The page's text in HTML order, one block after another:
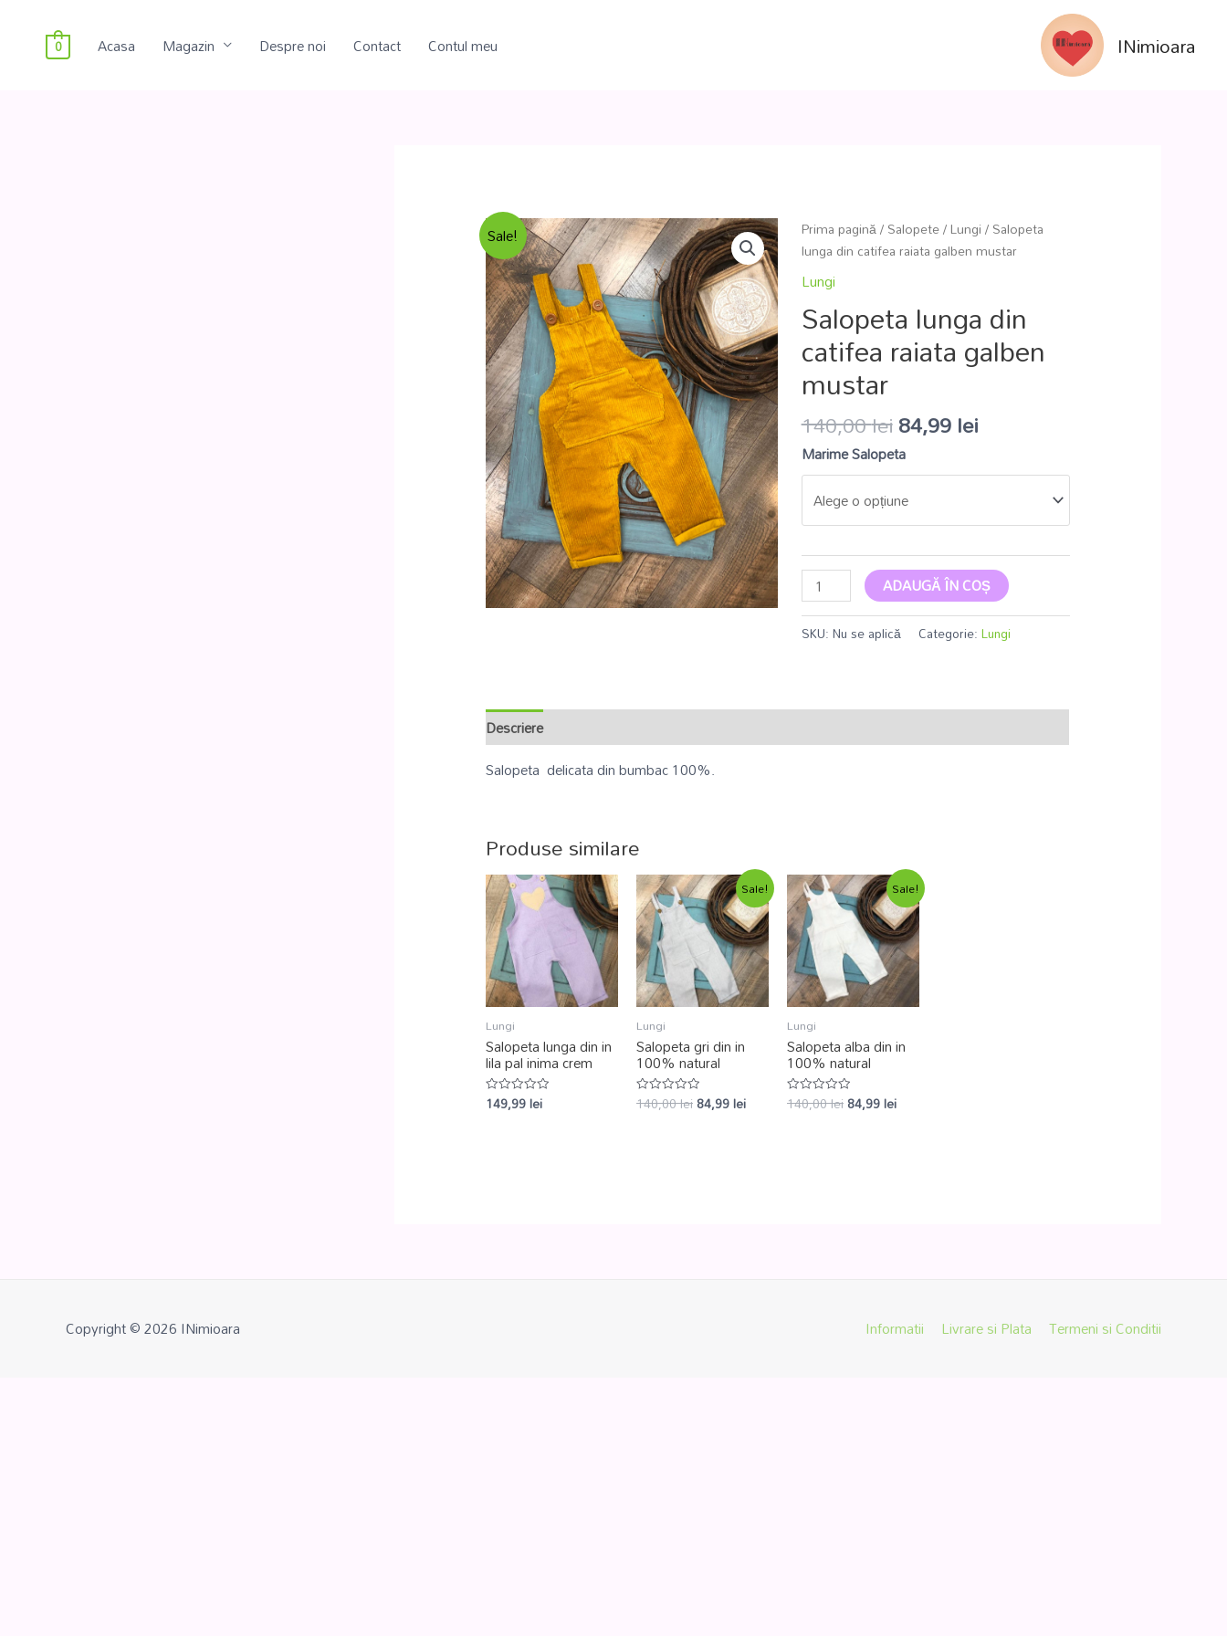
INimioara
Acasa Magazin Despre noi Contact Contul meu
0
Sale! Prima pagină/Salopete/Lungi/ Salopeta
lunga din catifea raiata galben mustar
Lungi
Salopeta lunga din
catifea raiata galben
mustar
140,00lei84,99lei
Marime Salopeta
ADAUGĂ ÎN COȘ
SKU:Nu se aplică Categorie:Lungi
Descriere
Salopeta delicata din bumbac 100%.
Produse similare
Lungi
Salopeta lunga din in
lila pal inima crem
Evaluat
la
149,99lei
Sale!
Lungi
Salopeta gri din in
100% natural
Evaluat
la
140,00lei84,99lei
Sale!
Lungi
Salopeta alba din in
100% natural
Evaluat
la
140,00lei84,99lei
Copyright © 2026 INimioara Informatii Livrare si Plata Termeni si Conditii